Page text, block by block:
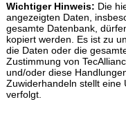
Wichtiger Hinweis: Die
angezeigten Daten,
gesamte Datenbank,
kopiert werden. Es ist zu
die Daten oder die
Zustimmung von
und/oder diese
Zuwiderhandeln stellt eine
verfolgt.